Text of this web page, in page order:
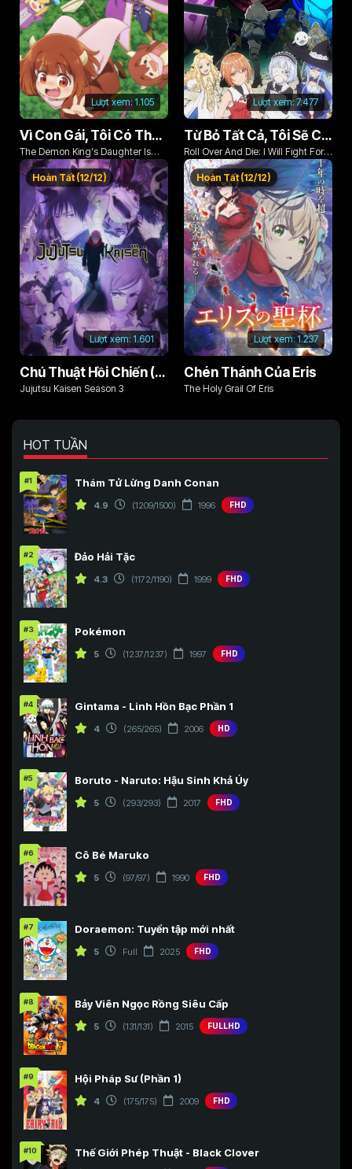
Lượt xem: 1.105
Vì Con Gái, Tôi Có Thể Đánh Bại Cả Ma Vương
The Demon King's Daughter Is
Too Kind!!
Lượt xem:7.477
Từ Bỏ Tất Cả, Tôi Sẽ Chiến Đấu Cho Một Cuộc Sống Bình Thường Với Tình Yêu Của Đời Mình Và Chiếc Thanh Kiếm Bị Nguyền Rủa!
Roll Over And Die: I Will Fight For
An Ordinary Life With My Love And
Cursed Sword!
Lượt xem: 1.601
Hoàn Tất (12/12)
Chú Thuật Hồi Chiến (Phần 3)
Jujutsu Kaisen Season 3
Lượt xem: 1.237
Hoàn Tất (12/12)
Chén Thánh Của Eris
The Holy Grail Of Eris
HOT TUẦN
#1 Thám Tử Lừng Danh Conan
4.9 (1209/1500) 1996 FHD
#2 Đảo Hải Tặc
4.3 (1172/1190) 1999 FHD
#3 Pokémon
5 (1237/1237) 1997 FHD
#4 Gintama - Linh Hồn Bạc Phần 1
4 (265/265) 2006 HD
#5 Boruto - Naruto: Hậu Sinh Khả Úy
5 (293/293) 2017 FHD
#6 Cô Bé Maruko
5 (97/97) 1990 FHD
#7 Doraemon: Tuyển tập mới nhất
5 Full 2025 FHD
#8 Bảy Viên Ngọc Rồng Siêu Cấp
5 (131/131) 2015 FULLHD
#9 Hội Pháp Sư (Phần 1)
4 (175/175) 2009 FHD
#10 Thế Giới Phép Thuật - Black Clover